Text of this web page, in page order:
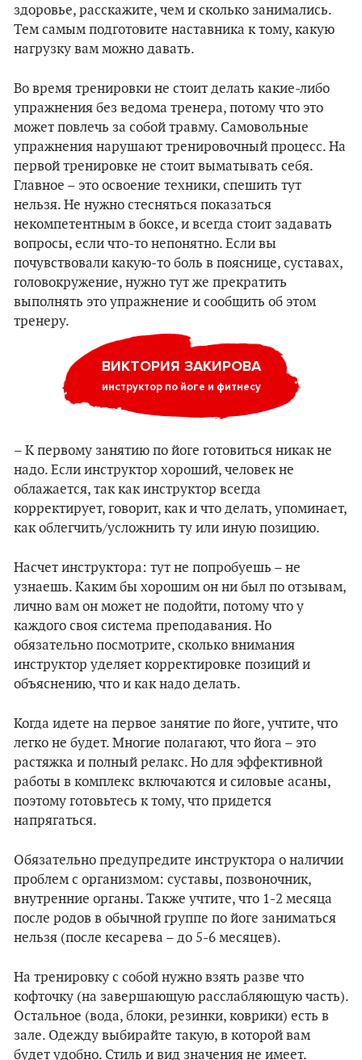
здоровье, расскажите, чем и сколько занимались.
Тем самым подготовите наставника к тому, какую
нагрузку вам можно давать.
Во время тренировки не стоит делать какие-либо
упражнения без ведома тренера, потому что это
может повлечь за собой травму. Самовольные
упражнения нарушают тренировочный процесс. На
первой тренировке не стоит выматывать себя.
Главное – это освоение техники, спешить тут
нельзя. Не нужно стесняться показаться
некомпетентным в боксе, и всегда стоит задавать
вопросы, если что-то непонятно. Если вы
почувствовали какую-то боль в пояснице, суставах,
головокружение, нужно тут же прекратить
выполнять это упражнение и сообщить об этом
тренеру.
ВИКТОРИЯ ЗАКИРОВА
инструктор по йоге и фитнесу
– К первому занятию по йоге готовиться никак не
надо. Если инструктор хороший, человек не
облажается, так как инструктор всегда
корректирует, говорит, как и что делать, упоминает,
как облегчить/усложнить ту или иную позицию.
Насчет инструктора: тут не попробуешь – не
узнаешь. Каким бы хорошим он ни был по отзывам,
лично вам он может не подойти, потому что у
каждого своя система преподавания. Но
обязательно посмотрите, сколько внимания
инструктор уделяет корректировке позиций и
объяснению, что и как надо делать.
Когда идете на первое занятие по йоге, учтите, что
легко не будет. Многие полагают, что йога – это
растяжка и полный релакс. Но для эффективной
работы в комплекс включаются и силовые асаны,
поэтому готовьтесь к тому, что придется
напрягаться.
Обязательно предупредите инструктора о наличии
проблем с организмом: суставы, позвоночник,
внутренние органы. Также учтите, что 1-2 месяца
после родов в обычной группе по йоге заниматься
нельзя (после кесарева – до 5-6 месяцев).
На тренировку с собой нужно взять разве что
кофточку (на завершающую расслабляющую часть).
Остальное (вода, блоки, резинки, коврики) есть в
зале. Одежду выбирайте такую, в которой вам
будет удобно. Стиль и вид значения не имеет.